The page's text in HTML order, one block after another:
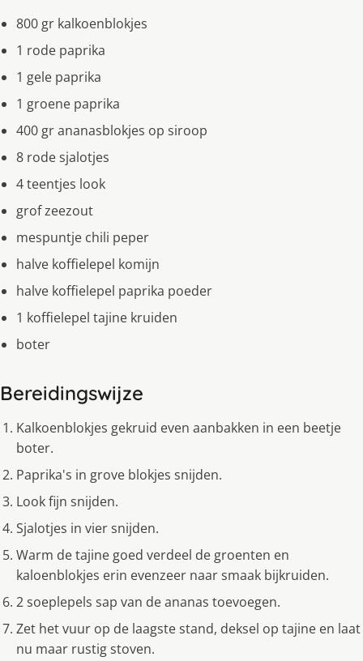
800 gr kalkoenblokjes
1 rode paprika
1 gele paprika
1 groene paprika
400 gr ananasblokjes op siroop
8 rode sjalotjes
4 teentjes look
grof zeezout
mespuntje chili peper
halve koffielepel komijn
halve koffielepel paprika poeder
1 koffielepel tajine kruiden
boter
Bereidingswijze
Kalkoenblokjes gekruid even aanbakken in een beetje
boter.
Paprika's in grove blokjes snijden.
Look fijn snijden.
Sjalotjes in vier snijden.
Warm de tajine goed verdeel de groenten en
kaloenblokjes erin evenzeer naar smaak bijkruiden.
2 soeplepels sap van de ananas toevoegen.
Zet het vuur op de laagste stand, deksel op tajine en laat
nu maar rustig stoven.